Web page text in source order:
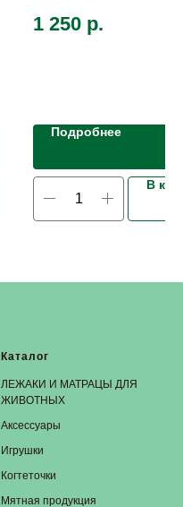
1 250 р.
Подробнее
В
Каталог
ЛЕЖАКИ И МАТРАЦЫ ДЛЯ
ЖИВОТНЫХ
Аксессуары
Игрушки
Когтеточки
Мятная продукция